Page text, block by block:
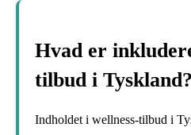
Hvad er
tilbud i Tyskland?
Indholdet i wellness-tilbud i